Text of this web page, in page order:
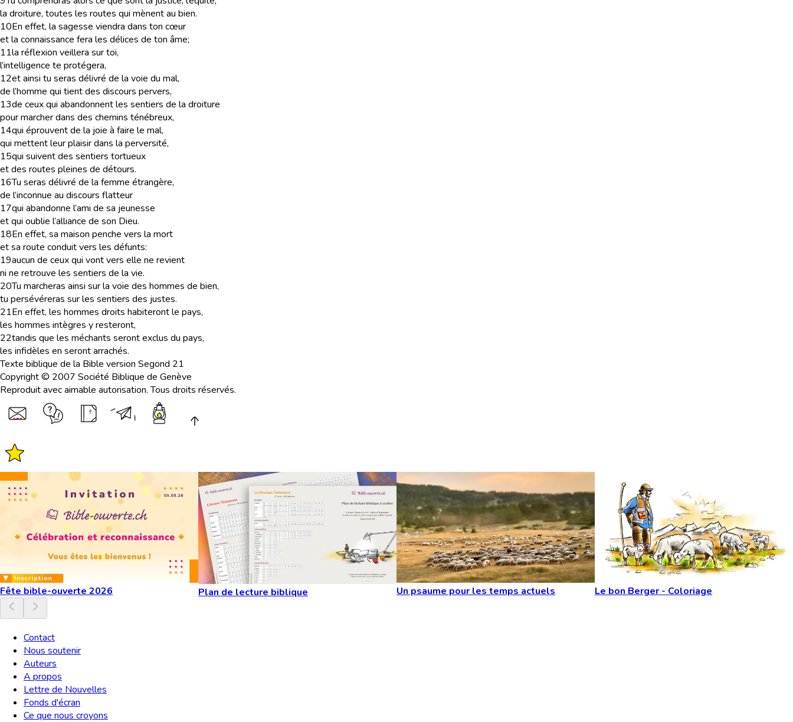
la droiture, toutes les routes qui mènent au bien.
10En effet, la sagesse viendra dans ton cœur
et la connaissance fera les délices de ton âme;
11la réflexion veillera sur toi,
l’intelligence te protégera,
12et ainsi tu seras délivré de la voie du mal,
de l’homme qui tient des discours pervers,
13de ceux qui abandonnent les sentiers de la droiture
pour marcher dans des chemins ténébreux,
14qui éprouvent de la joie à faire le mal,
qui mettent leur plaisir dans la perversité,
15qui suivent des sentiers tortueux
et des routes pleines de détours.
16Tu seras délivré de la femme étrangère,
de l’inconnue au discours flatteur
17qui abandonne l’ami de sa jeunesse
et qui oublie l’alliance de son Dieu.
18En effet, sa maison penche vers la mort
et sa route conduit vers les défunts:
19aucun de ceux qui vont vers elle ne revient
ni ne retrouve les sentiers de la vie.
20Tu marcheras ainsi sur la voie des hommes de bien,
tu persévéreras sur les sentiers des justes.
21En effet, les hommes droits habiteront le pays,
les hommes intègres y resteront,
22tandis que les méchants seront exclus du pays,
les infidèles en seront arrachés.
Texte biblique de la Bible version Segond 21
Copyright © 2007 Société Biblique de Genève
Reproduit avec aimable autorisation. Tous droits réservés.
Fête bible-ouverte 2026 Plan de lecture biblique Un psaume pour les temps actuels Le bon Berger - Coloriage
Contact
Nous soutenir
Auteurs
A propos
Lettre de Nouvelles
Fonds d'écran
Ce que nous croyons